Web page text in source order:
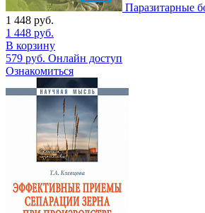
Паразитарные
1 448 руб.
1 448 руб.
В корзину
579 руб. Онлайн доступ
Ознакомиться